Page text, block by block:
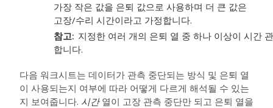
가장 작은 값을 은퇴 값으로 사용하며 더 큰 값은
고장/수리 시간이라고 가정합니다.
참고 지정한 여러 개의 은퇴 열 중 하나 이상이 시간
합니다.
다음 워크시트는 데이터가 관측 중단되는 방식 및 은퇴 열
이 사용되는지 여부에 따라 어떻게 다르게 해석될 수 있는
지 보여줍니다. 시간열이 고장 관측 중단만 되고 은퇴 열을